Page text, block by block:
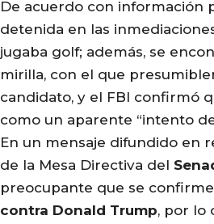
De acuerdo con información
detenida en las
jugaba golf; además, se
mirilla, con el que
candidato, y el FBI confirmó
como un aparente “intento
En un mensaje difundido en
de la Mesa Directiva del
preocupante que se
contra Donald Trump, por lo